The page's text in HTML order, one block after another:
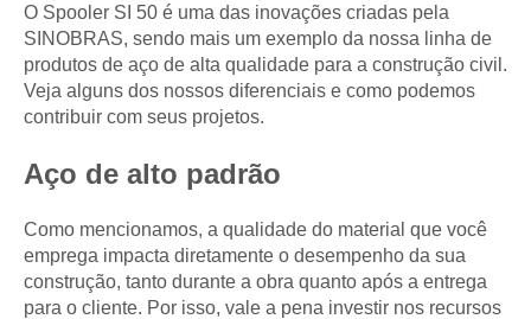
O Spooler SI 50 é uma das inovações criadas pela
SINOBRAS, sendo mais um exemplo da nossa linha de
produtos de aço de alta qualidade para a construção civil.
Veja alguns dos nossos diferenciais e como podemos
contribuir com seus projetos.
Aço de alto padrão
Como mencionamos, a qualidade do material que você
emprega impacta diretamente o desempenho da sua
construção, tanto durante a obra quanto após a entrega
para o cliente. Por isso, vale a pena investir nos recursos